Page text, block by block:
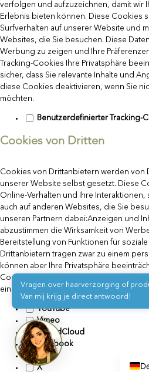
verfolgen und aufzuzeichnen, damit wir
Erlebnis bieten können. Diese Cookies
Surfverhalten auf unserer Website und
Websites, die Sie besuchen. Diese
Werbung zu zeigen und Ihre
Tracking-Cookies Ihre Privatsphäre
sicher, dass Sie relevante Inhalte und
diese Cookies deaktivieren, wenn Sie
möchten.
Benutzerdefinierter Tracking-
Cookies von Dritten
Cookies von Drittanbietern werden von
unserer Website selbst gesetzt. Diese
Online-Verhalten und Ihre
auch auf anderen Websites, die Sie
unseren Partnern dabei:Anzeigen und
abzustimmen die Wirksamkeit von
Bereitstellung von Funktionen für
Drittanbietern tragen zwar zu einem
können aber Ihre Privatsphäre
Cookies deaktivieren, wenn Sie die
einschränken möchten.
YouTube
Vimeo
SoundCloud
Facebook
Flickr
X
Vragen over haarverzorging of
Van mij krijg je direct antwoord!